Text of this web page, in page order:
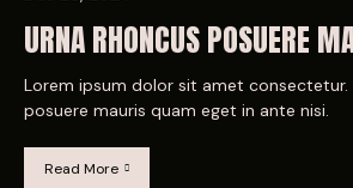
URNA RHONCUS POSUERE
Lorem ipsum dolor sit amet consectetur.
posuere mauris quam eget in ante nisi.
Read More